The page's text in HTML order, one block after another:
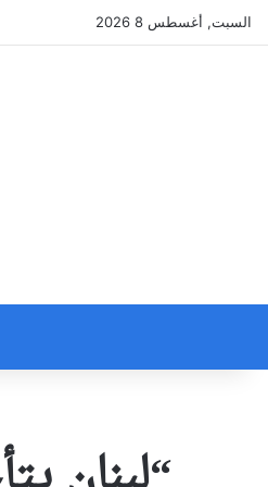
السبت, أغسطس 8 2026